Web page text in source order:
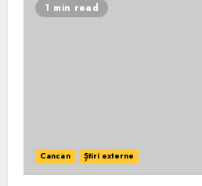
1 min read
Cancan Știri externe